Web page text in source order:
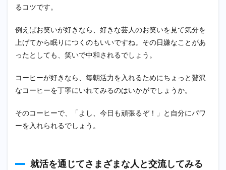
るコツです。
例えばお笑いが好きなら、好きな芸人のお笑いを見て気分を
上げてから眠りにつくのもいいですね。その日嫌なことがあ
ったとしても、笑いで中和されるでしょう。
コーヒーが好きなら、毎朝活力を入れるためにちょっと贅沢
なコーヒーを丁寧にいれてみるのはいかがでしょうか。
そのコーヒーで、「よし、今日も頑張るぞ！」と自分にパワ
ーを入れられるでしょう。
就活を通じてさまざまな人と交流してみる